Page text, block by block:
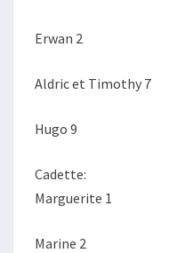
Erwan 2
Aldric et Timothy 7
Hugo 9
Cadette:
Marguerite 1
Marine 2